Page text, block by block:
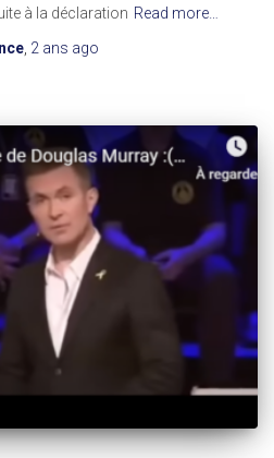
à la déclaration Read more…
2 ans ago